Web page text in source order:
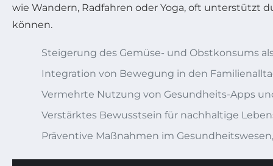
wie Wandern, Radfahren oder Yoga, oft unterstützt
können.
Steigerung des Gemüse- und Obstkonsums
Integration von Bewegung in den
Vermehrte Nutzung von Gesundheits-Apps
Verstärktes Bewusstsein für nachhaltige
Präventive Maßnahmen im